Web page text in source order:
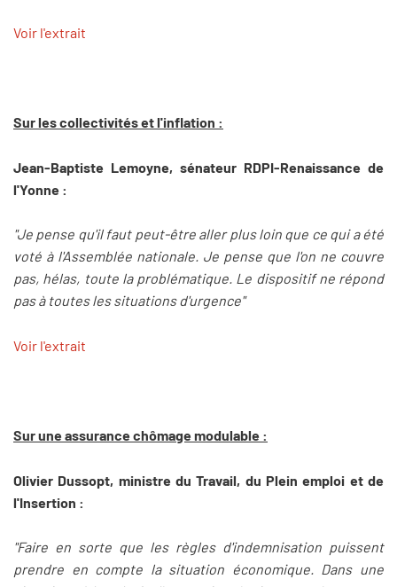
Voir l'extrait
Sur les collectivités et l'inflation :
Jean-Baptiste Lemoyne, sénateur RDPI-Renaissance de
l'Yonne :
"Je pense qu'il faut peut-être aller plus loin que ce qui a été
voté à l'Assemblée nationale. Je pense que l'on ne couvre
pas, hélas, toute la problématique. Le dispositif ne répond
pas à toutes les situations d'urgence"
Voir l'extrait
Sur une assurance chômage modulable :
Olivier Dussopt, ministre du Travail, du Plein emploi et de
l'Insertion :
"Faire en sorte que les règles d'indemnisation puissent
prendre en compte la situation économique. Dans une